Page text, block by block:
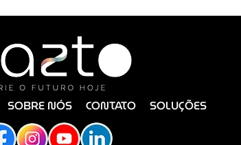
SOBRE NÓS CONTATO SOLUÇÕES